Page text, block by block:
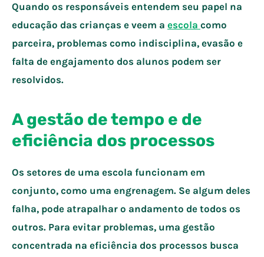
Quando os responsáveis entendem seu papel na
educação das crianças e veem a escola como
parceira, problemas como indisciplina, evasão e
falta de engajamento dos alunos podem ser
resolvidos.
A gestão de tempo e de
eficiência dos processos
Os setores de uma escola funcionam em
conjunto, como uma engrenagem. Se algum deles
falha, pode atrapalhar o andamento de todos os
outros. Para evitar problemas, uma gestão
concentrada na eficiência dos processos busca